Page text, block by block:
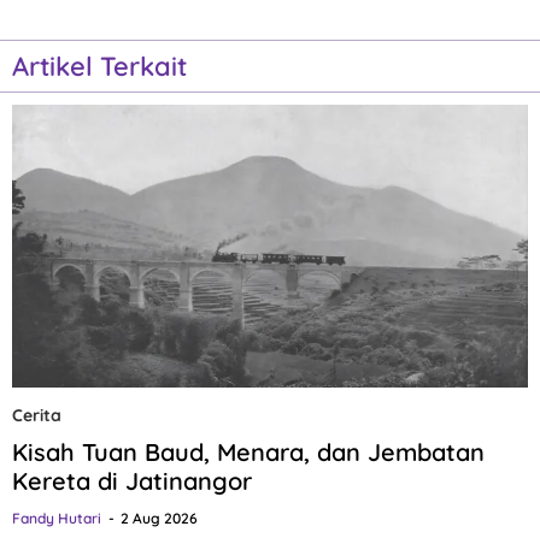
Artikel Terkait
Cerita
Kisah Tuan Baud, Menara, dan Jembatan
Kereta di Jatinangor
Fandy Hutari 2 Aug 2026